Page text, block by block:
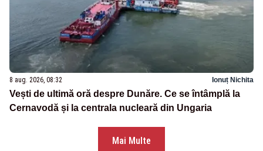
8 aug. 2026, 08:32 Ionuț Nichita
Vești de ultimă oră despre Dunăre. Ce se întâmplă la
Cernavodă și la centrala nucleară din Ungaria
Mai Multe